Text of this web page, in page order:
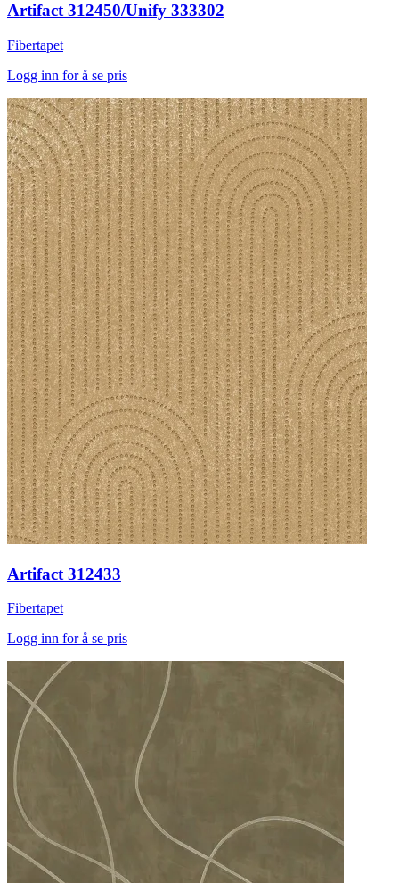
Artifact 312450/Unify 333302
Fibertapet
Logg inn for å se pris
Artifact 312433
Fibertapet
Logg inn for å se pris